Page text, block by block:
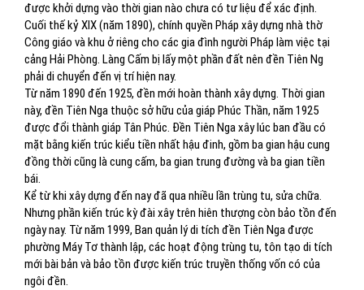
được khởi dựng vào thời gian nào chưa có tư liệu để xác định.
Cuối thế kỷ XIX (năm 1890), chính quyền Pháp xây dựng nhà thờ
Công giáo và khu ở riêng cho các gia đình người Pháp làm việc tại
cảng Hải Phòng. Làng Cấm bị lấy một phần đất nên đền Tiên Ng
phải di chuyển đến vị trí hiện nay.
Từ năm 1890 đến 1925, đền mới hoàn thành xây dựng. Thời gian
này, đền Tiên Nga thuộc sở hữu của giáp Phúc Thần, năm 1925
được đổi thành giáp Tân Phúc. Đền Tiên Nga xây lúc ban đầu có
mặt bằng kiến trúc kiểu tiền nhất hậu đinh, gồm ba gian hậu cung
đồng thời cũng là cung cấm, ba gian trung đường và ba gian tiền
bái.
Kể từ khi xây dựng đến nay đã qua nhiều lần trùng tu, sửa chữa.
Nhưng phần kiến trúc kỳ đài xây trên hiên thượng còn bảo tồn đến
ngày nay. Từ năm 1999, Ban quản lý di tích đền Tiên Nga được
phường Máy Tơ thành lập, các hoạt động trùng tu, tôn tạo di tích
mới bài bản và bảo tồn được kiến trúc truyền thống vốn có của
ngôi đền.